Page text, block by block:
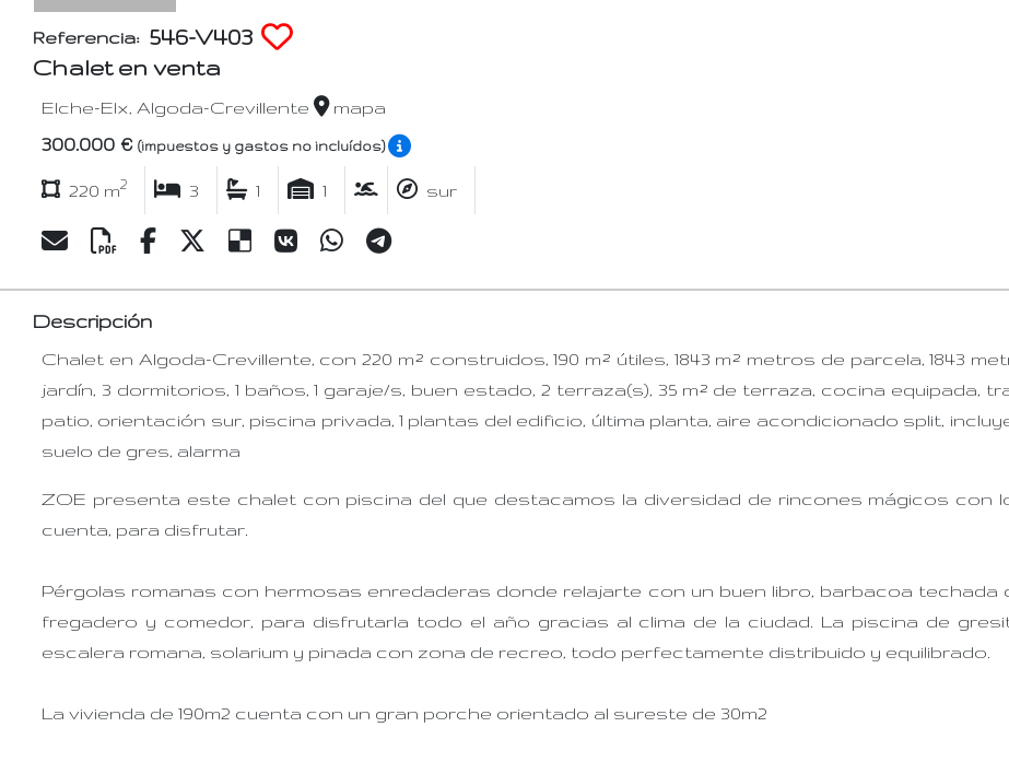
Referencia: 546-V403
Chalet en venta
Elche-Elx, Algoda-Crevillente mapa
300.000 € (impuestos y gastos no incluídos)
220 m2 3 1 1 sur
Descripción
Chalet en Algoda-Crevillente, con 220 m² construidos, 190 m² útiles, 1843 m² metros de parcela, 1843
jardín, 3 dormitorios, 1 baños, 1 garaje/s, buen estado, 2 terraza(s), 35 m² de terraza, cocina equipada,
patio, orientación sur, piscina privada, 1 plantas del edificio, última planta, aire acondicionado split,
suelo de gres, alarma
ZOE presenta este chalet con piscina del que destacamos la diversidad de rincones mágicos con
cuenta, para disfrutar.
Pérgolas romanas con hermosas enredaderas donde relajarte con un buen libro, barbacoa techada
fregadero y comedor, para disfrutarla todo el año gracias al clima de la ciudad. La piscina de
escalera romana, solarium y pinada con zona de recreo, todo perfectamente distribuido y equilibrado.
La vivienda de 190m2 cuenta con un gran porche orientado al sureste de 30m2